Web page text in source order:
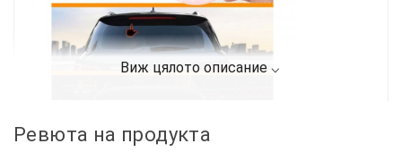
Ревюта на продукта